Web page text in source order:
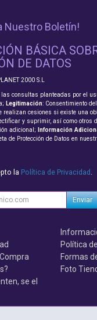
Nuestro Boletín!
BÁSICA
DE DATOS
2000 S.L
las consultas planteadas por el
Legitimación: Consentimiento
realizan cesiones si existe una
y suprimir, así como otros
adicional;
Información
de Protección de Datos en
la Política de Privacidad
Enviar
Política
Formas
Foto
se el